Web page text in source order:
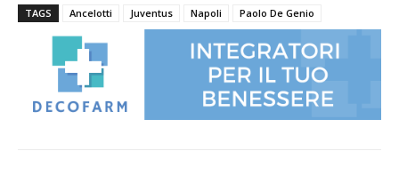
TAGS Ancelotti Juventus Napoli Paolo De Genio